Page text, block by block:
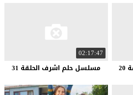
02:17:47
مسلسل حلم اشرف الحلقة 31